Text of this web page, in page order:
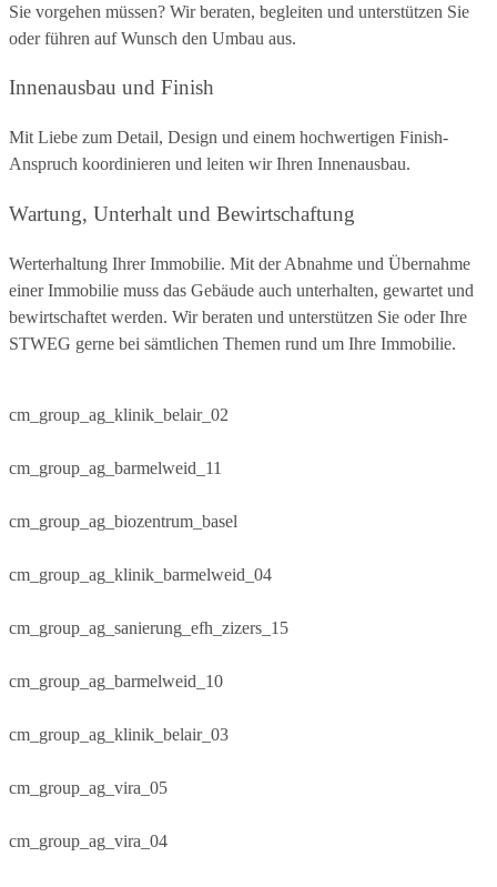
Sie vorgehen müssen? Wir beraten, begleiten und unterstützen Sie
oder führen auf Wunsch den Umbau aus.
Innenausbau und Finish
Mit Liebe zum Detail, Design und einem hochwertigen Finish-
Anspruch koordinieren und leiten wir Ihren Innenausbau.
Wartung, Unterhalt und Bewirtschaftung
Werterhaltung Ihrer Immobilie. Mit der Abnahme und Übernahme
einer Immobilie muss das Gebäude auch unterhalten, gewartet und
bewirtschaftet werden. Wir beraten und unterstützen Sie oder Ihre
STWEG gerne bei sämtlichen Themen rund um Ihre Immobilie.
cm_group_ag_klinik_belair_02
cm_group_ag_barmelweid_11
cm_group_ag_biozentrum_basel
cm_group_ag_klinik_barmelweid_04
cm_group_ag_sanierung_efh_zizers_15
cm_group_ag_barmelweid_10
cm_group_ag_klinik_belair_03
cm_group_ag_vira_05
cm_group_ag_vira_04